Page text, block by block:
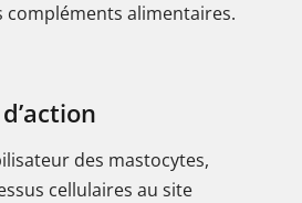
compléments alimentaires.
des mastocytes,
cellulaires au site